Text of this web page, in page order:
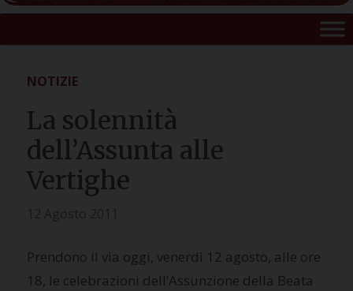
NOTIZIE
La solennità
dell’Assunta alle
Vertighe
Prendono il via oggi, venerdì 12 agosto, alle ore
18, le celebrazioni dell’Assunzione della Beata